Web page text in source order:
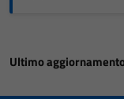
Ultimo